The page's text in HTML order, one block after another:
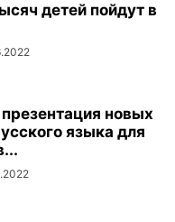
детей пойдут в
новых
языка для